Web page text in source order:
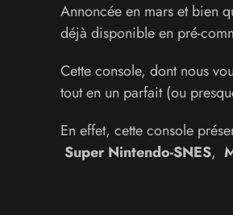
Annoncée en mars et bien
déjà disponible en pré-
Cette console, dont nous
tout en un parfait (ou
En effet, cette console
Super Nintendo-SNES,